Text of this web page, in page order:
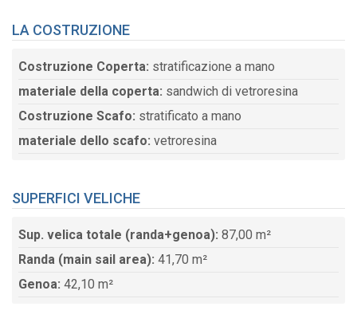
LA COSTRUZIONE
Costruzione Coperta: stratificazione a mano
materiale della coperta: sandwich di vetroresina
Costruzione Scafo: stratificato a mano
materiale dello scafo: vetroresina
SUPERFICI VELICHE
Sup. velica totale (randa+genoa): 87,00 m²
Randa (main sail area): 41,70 m²
Genoa: 42,10 m²